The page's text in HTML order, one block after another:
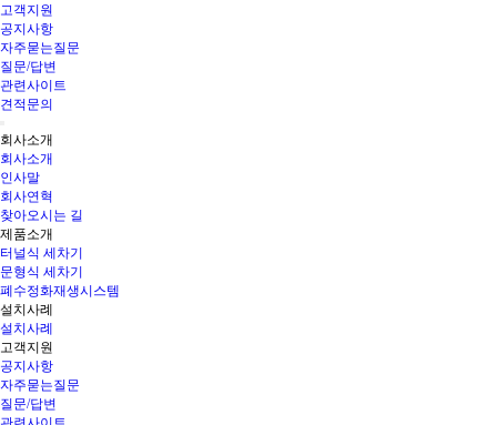
고객지원
공지사항
자주묻는질문
질문/답변
관련사이트
견적문의
회사소개
회사소개
인사말
회사연혁
찾아오시는 길
제품소개
터널식 세차기
문형식 세차기
폐수정화재생시스템
설치사례
설치사례
고객지원
공지사항
자주묻는질문
질문/답변